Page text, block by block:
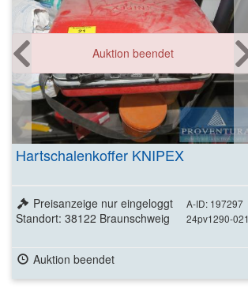
Auktion beendet
Hartschalenkoffer KNIPEX
A-ID: 197297
24pv1290-021
Preisanzeige nur eingeloggt
Standort: 38122 Braunschweig
Auktion beendet